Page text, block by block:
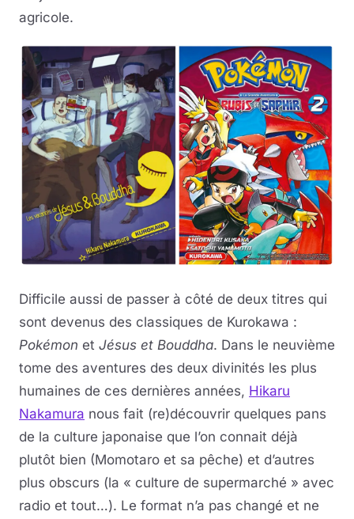
agricole.
Difficile aussi de passer à côté de deux titres qui
sont devenus des classiques de Kurokawa :
Pokémon et Jésus et Bouddha. Dans le neuvième
tome des aventures des deux divinités les plus
humaines de ces dernières années, Hikaru
Nakamura nous fait (re)découvrir quelques pans
de la culture japonaise que l’on connait déjà
plutôt bien (Momotaro et sa pêche) et d’autres
plus obscurs (la « culture de supermarché » avec
radio et tout…). Le format n’a pas changé et ne